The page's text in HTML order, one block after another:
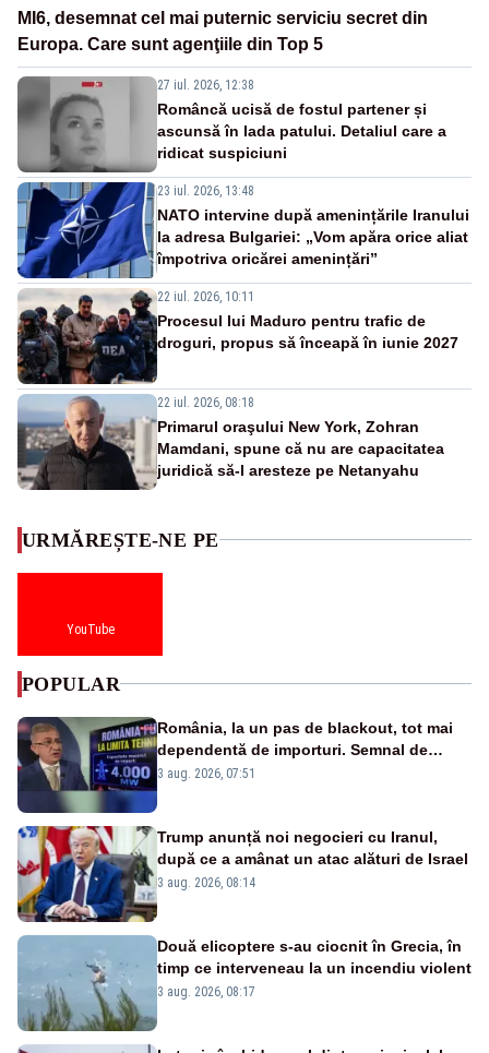
MI6, desemnat cel mai puternic serviciu secret din
Europa. Care sunt agenţiile din Top 5
27 iul. 2026, 12:38
Româncă ucisă de fostul partener și
ascunsă în lada patului. Detaliul care a
ridicat suspiciuni
23 iul. 2026, 13:48
NATO intervine după amenințările Iranului
la adresa Bulgariei: „Vom apăra orice aliat
împotriva oricărei amenințări”
22 iul. 2026, 10:11
Procesul lui Maduro pentru trafic de
droguri, propus să înceapă în iunie 2027
22 iul. 2026, 08:18
Primarul oraşului New York, Zohran
Mamdani, spune că nu are capacitatea
juridică să-l aresteze pe Netanyahu
URMĂREȘTE-NE PE
YouTube
POPULAR
România, la un pas de blackout, tot mai
dependentă de importuri. Semnal de
alarmă tras de un expert în energie
3 aug. 2026, 07:51
Trump anunță noi negocieri cu Iranul,
după ce a amânat un atac alături de Israel
3 aug. 2026, 08:14
Două elicoptere s-au ciocnit în Grecia, în
timp ce interveneau la un incendiu violent
3 aug. 2026, 08:17